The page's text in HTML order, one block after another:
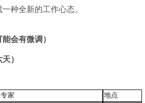
种全新的工作心态。
会有微调）
）
家 地点